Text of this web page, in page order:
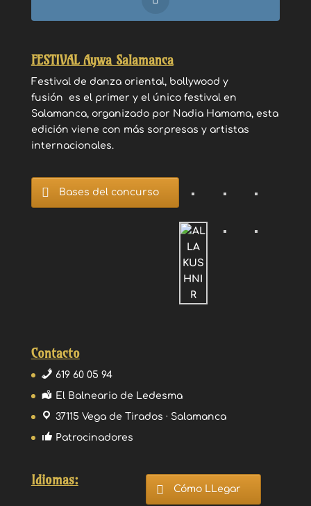
FESTIVAL Aywa Salamanca
Festival de danza oriental, bollywood y
fusión es el primer y el único festival en
Salamanca, organizado por Nadia Hamama, esta
edición viene con más sorpresas y artistas
internacionales.
Bases del concurso
Contacto
619 60 05 94
El Balneario de Ledesma
37115 Vega de Tirados · Salamanca
Patrocinadores
Idiomas:
Cómo LLegar